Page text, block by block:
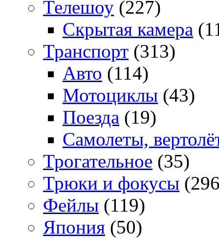
Телешоу (227)
Скрытая камера
Транспорт (313)
Авто (114)
Мотоциклы (43)
Поезда (19)
Самолеты,
Трогательное (35)
Трюки и фокусы
Фейлы (119)
Япония (50)